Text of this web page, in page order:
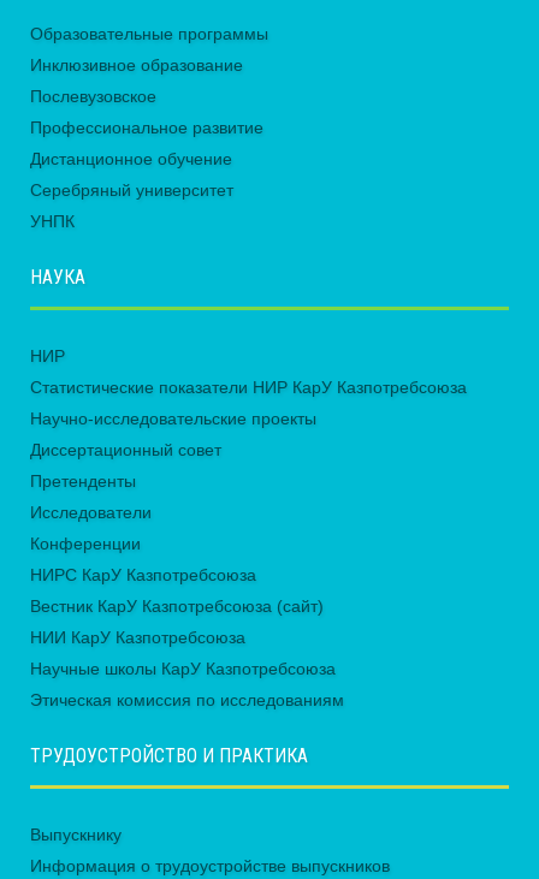
Образовательные программы
Инклюзивное образование
Послевузовское
Профессиональное развитие
Дистанционное обучение
Серебряный университет
УНПК
НАУКА
НИР
Статистические показатели НИР КарУ Казпотребсоюза
Научно-исследовательские проекты
Диссертационный совет
Претенденты
Исследователи
Конференции
НИРС КарУ Казпотребсоюза
Вестник КарУ Казпотребсоюза (сайт)
НИИ КарУ Казпотребсоюза
Научные школы КарУ Казпотребсоюза
Этическая комиссия по исследованиям
ТРУДОУСТРОЙСТВО И ПРАКТИКА
Выпускнику
Информация о трудоустройстве выпускников